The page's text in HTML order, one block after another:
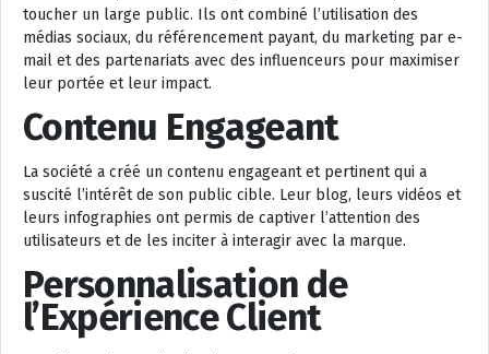
toucher un large public. Ils ont combiné l’utilisation des
médias sociaux, du référencement payant, du marketing par e-
mail et des partenariats avec des influenceurs pour maximiser
leur portée et leur impact.
Contenu Engageant
La société a créé un contenu engageant et pertinent qui a
suscité l’intérêt de son public cible. Leur blog, leurs vidéos et
leurs infographies ont permis de captiver l’attention des
utilisateurs et de les inciter à interagir avec la marque.
Personnalisation de
l’Expérience Client